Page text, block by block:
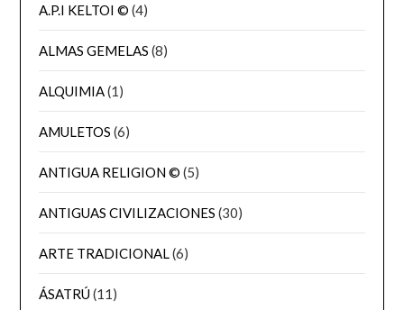
A.P.I KELTOI © (4)
ALMAS GEMELAS (8)
ALQUIMIA(1)
AMULETOS (6)
ANTIGUA RELIGION © (5)
ANTIGUAS CIVILIZACIONES (30)
ARTE TRADICIONAL(6)
ÁSATRÚ(11)